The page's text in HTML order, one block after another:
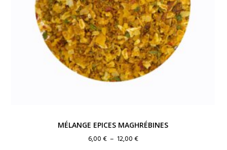
MÉLANGE EPICES MAGHRÉBINES
6,00€ – 12,00€Plage